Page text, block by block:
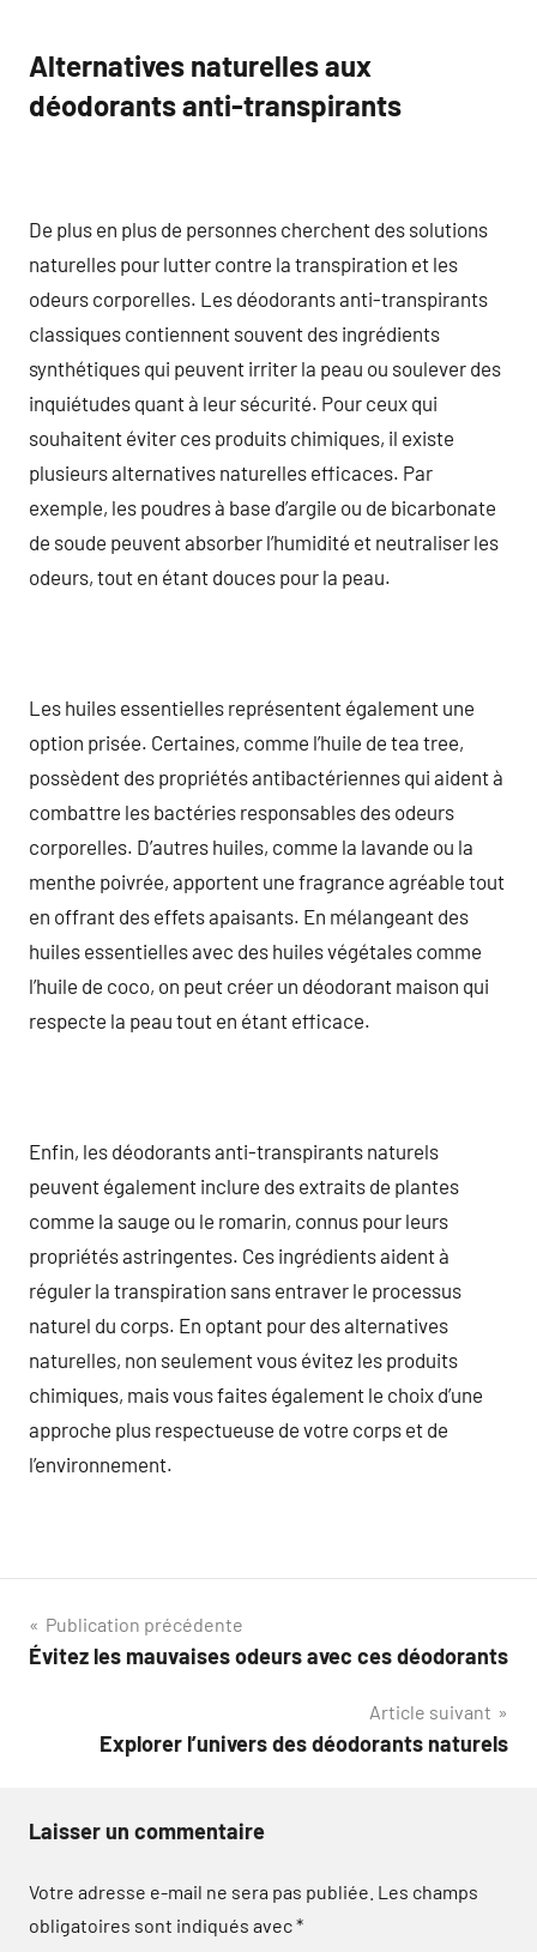
Alternatives naturelles aux
déodorants anti-transpirants
De plus en plus de personnes cherchent des solutions
naturelles pour lutter contre la transpiration et les
odeurs corporelles. Les déodorants anti-transpirants
classiques contiennent souvent des ingrédients
synthétiques qui peuvent irriter la peau ou soulever des
inquiétudes quant à leur sécurité. Pour ceux qui
souhaitent éviter ces produits chimiques, il existe
plusieurs alternatives naturelles efficaces. Par
exemple, les poudres à base d’argile ou de bicarbonate
de soude peuvent absorber l’humidité et neutraliser les
odeurs, tout en étant douces pour la peau.
Les huiles essentielles représentent également une
option prisée. Certaines, comme l’huile de tea tree,
possèdent des propriétés antibactériennes qui aident à
combattre les bactéries responsables des odeurs
corporelles. D’autres huiles, comme la lavande ou la
menthe poivrée, apportent une fragrance agréable tout
en offrant des effets apaisants. En mélangeant des
huiles essentielles avec des huiles végétales comme
l’huile de coco, on peut créer un déodorant maison qui
respecte la peau tout en étant efficace.
Enfin, les déodorants anti-transpirants naturels
peuvent également inclure des extraits de plantes
comme la sauge ou le romarin, connus pour leurs
propriétés astringentes. Ces ingrédients aident à
réguler la transpiration sans entraver le processus
naturel du corps. En optant pour des alternatives
naturelles, non seulement vous évitez les produits
chimiques, mais vous faites également le choix d’une
approche plus respectueuse de votre corps et de
l’environnement.
Navigation
de
Publication précédente
Évitez les mauvaises odeurs avec ces déodorants
Article suivant
Explorer l’univers des déodorants naturels
Laisser un commentaire
Votre adresse e-mail ne sera pas publiée. Les champs
obligatoires sont indiqués avec*